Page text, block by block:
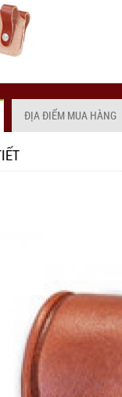
ĐỊA ĐIỂM MUA HÀNG